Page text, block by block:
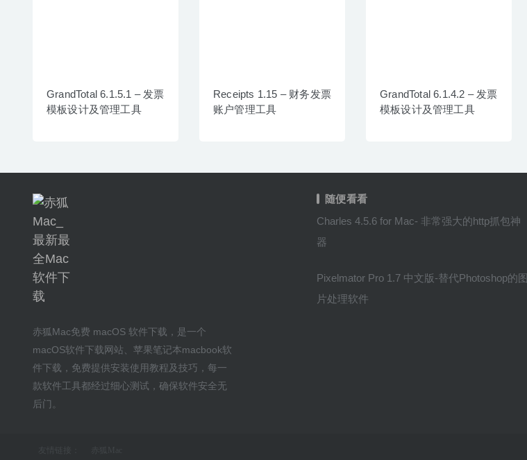
GrandTotal 6.1.5.1 – 发票
模板设计及管理工具
Receipts 1.15 – 财务发票
账户管理工具
GrandTotal 6.1.4.2 – 发票
模板设计及管理工具
赤狐Mac免费 macOS 软件下载 ，是一个
macOS软件下载网站
苹果笔记本macbook软
件下载 ，免费提供安装使用教程及技巧 ，每一
款软件工具都经过细心测试，确保软件安全无
后门。
随便看看
Charles 4.5.6 for Mac- 非常强大的http抓包神
器
Pixelmator Pro 1.7 中文版-替代Photoshop的图
片处理软件